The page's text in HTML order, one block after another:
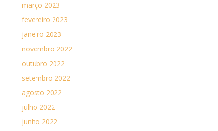
março 2023
fevereiro 2023
janeiro 2023
novembro 2022
outubro 2022
setembro 2022
agosto 2022
julho 2022
junho 2022